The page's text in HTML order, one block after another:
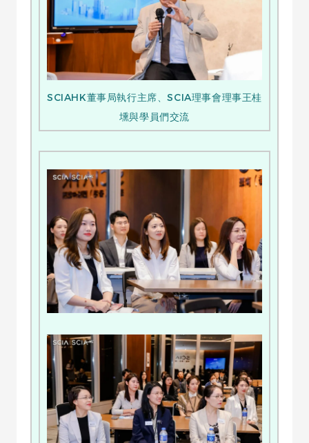
SCIAHK董事局執行主席、SCIA理事會理事王桂
壎與學員們交流